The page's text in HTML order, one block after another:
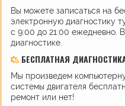
Вы можете записаться на
электронную диагностику
с 9:00 до 21:00 ежедневно.
диагностике.
БЕСПЛАТНАЯ
Мы произведем
системы двигателя
ремонт или нет!